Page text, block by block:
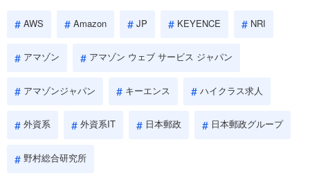
AWS Amazon JP KEYENCE NRI
アマゾン アマゾン ウェブ サービス ジャパン
アマゾンジャパン キーエンス ハイクラス求人
外資系 外資系IT 日本郵政 日本郵政グループ
野村総合研究所